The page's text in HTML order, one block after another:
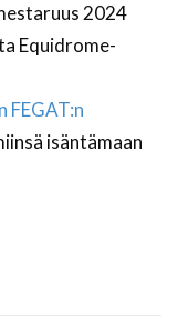
2024
Equidrome-
isäntämaan